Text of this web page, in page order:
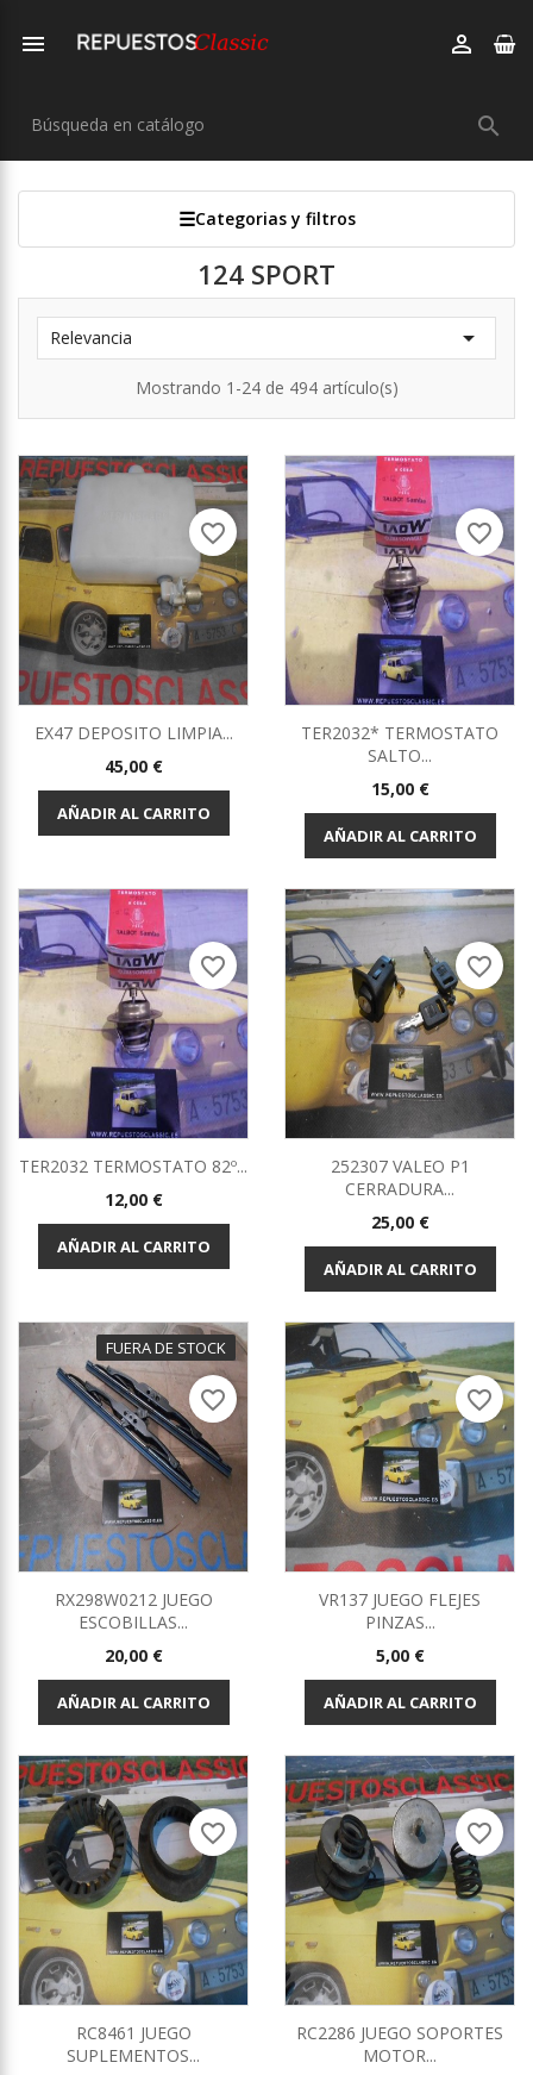
 

Categorias y filtros
124 SPORT
Relevancia 
Mostrando 1-24 de 494 artículo(s)
EX47 DEPOSITO LIMPIA...
Precio
45,00 €
AÑADIR AL CARRITO
favorite_border
TER2032* TERMOSTATO
SALTO...
Precio
15,00 €
AÑADIR AL CARRITO
favorite_border
TER2032 TERMOSTATO 82º...
Precio
12,00 €
AÑADIR AL CARRITO
favorite_border
252307 VALEO P1
CERRADURA...
Precio
25,00 €
AÑADIR AL CARRITO
favorite_border
FUERA DE STOCK
RX298W0212 JUEGO
ESCOBILLAS...
Precio
20,00 €
AÑADIR AL CARRITO
favorite_border
VR137 JUEGO FLEJES
PINZAS...
Precio
5,00 €
AÑADIR AL CARRITO
favorite_border
RC8461 JUEGO
SUPLEMENTOS...
favorite_border
RC2286 JUEGO SOPORTES
MOTOR...
favorite_border